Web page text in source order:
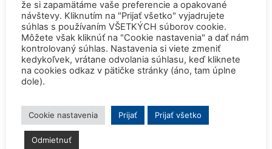
3,382 fanúšikov PÁČI SA
Najnovšie
4. augusta 2026
Safety is our highest priority! (Pocta admirálovi Rickoverovi)
30. júla 2026
že si zapamätáme vaše preferencie a opakované
návštevy. Kliknutím na "Prijať všetko" vyjadrujete
súhlas s používaním VŠETKÝCH súborov cookie.
Môžete však kliknúť na "Cookie nastavenia" a dať nám
kontrolovaný súhlas. Nastavenia si viete zmeniť
kedykoľvek, vrátane odvolania súhlasu, keď kliknete
na cookies odkaz v pätičke stránky (áno, tam úplne
dole).
Cookie nastavenia Prijať Prijať všetko
Odmietnuť